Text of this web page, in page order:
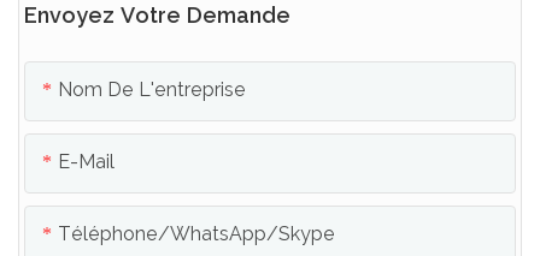
Envoyez Votre Demande
Nom De L'entreprise
E-Mail
Téléphone/WhatsApp/Skype